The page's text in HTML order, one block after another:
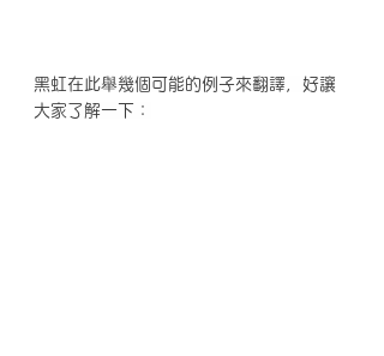
黑虹在此舉幾個可能的例子來翻譯，好讓
大家了解一下：